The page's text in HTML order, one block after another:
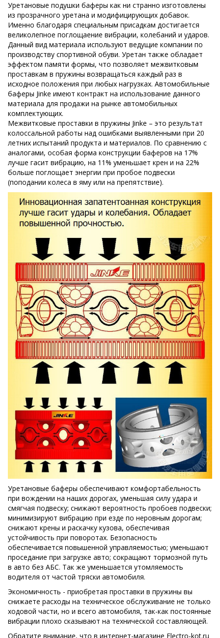
Уретановые подушки баферы как ни странно изготовлены
из прозрачного уретана и модифицирующих добавок.
Именно благодаря специальным присадкам достигается
великолепное поглощаение вибрации, колебаний и ударов.
Данный вид материала используют ведущие компании по
производству спортивной обуви. Уретан также обладает
эффектом памяти формы, что позволяет межвитковым
проставкам в пружины возвращаться каждый раз в
исходное положения при любых нагрузках. Автомобильные
баферы Jinke имеют контракт на использование данного
материала для продажи на рынке автомобильных
комплектующих.
Межвитковые проставки в пружины Jinke – это результат
колоссальной работы над ошибками выявленными при 20
летних испытаний продукта и материалов. По сравнению с
аналогами, особая форма конструкции баферов на 17%
лучше гасит вибрацию, на 11% уменьшает крен и на 22%
больше поглощает энергии при пробое подвески
(поподании колеса в яму или на препятствие).
Уретановые баферы обеспечивают комфортабельность
при вождении на наших дорогах, уменьшая силу удара и
смягчая подвеску; снижают вероятность пробоев подвески;
минимизируют вибрацию при езде по неровным дорогам;
снижают крены и раскачку кузова, обеспечивая
устойчивость при поворотах. Безопасность
обеспечивается повышенной управляемостью; уменьшают
проседание при загрузке авто; сокращают тормозной путь
в авто без АБС. Так же уменьшается утомляемость
водителя от частой тряски автомобиля.
Экономичность - приобретая проставки в пружины вы
снижаете расходы на техническое обслуживание не только
ходовой части, но и всего автомобиля, так-как постоянные
вибрации плохо сказывают на технической составляющей.
Обратите внимание, что в интернет-магазине Electro-kot.ru